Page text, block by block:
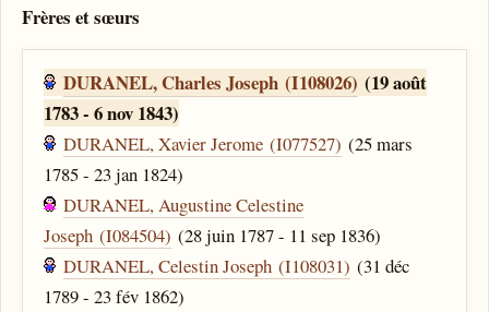
Frères et sœurs
DURANEL, Charles Joseph (I108026) (19 août
1783 - 6 nov 1843)
DURANEL, Xavier Jerome (I077527) (25 mars
1785 - 23 jan 1824)
DURANEL, Augustine Celestine
Joseph (I084504) (28 juin 1787 - 11 sep 1836)
DURANEL, Celestin Joseph (I108031) (31 déc
1789 - 23 fév 1862)